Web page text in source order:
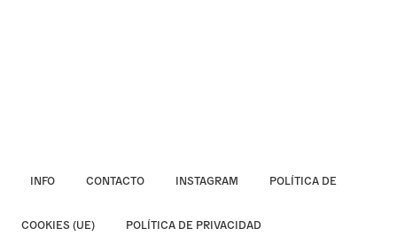
INFO CONTACTO INSTAGRAM POLÍTICA DE
COOKIES (UE) POLÍTICA DE PRIVACIDAD